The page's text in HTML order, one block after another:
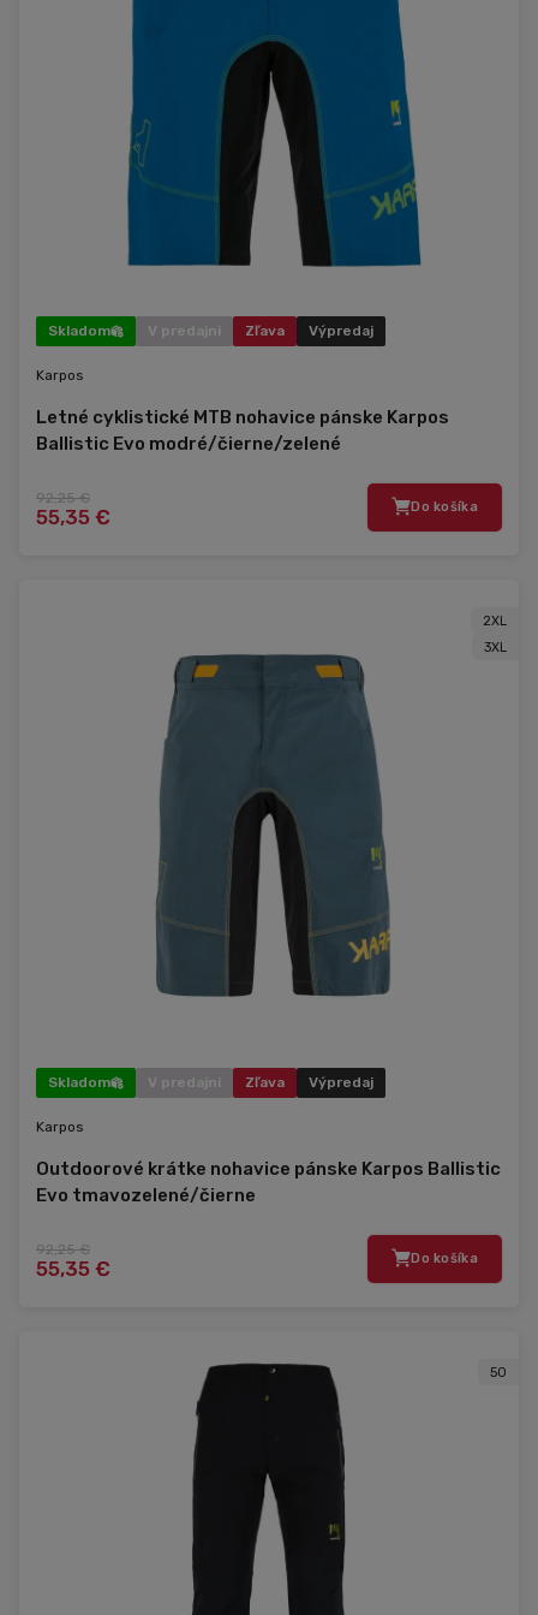
Skladom V predajni Zľava Výpredaj
Karpos
Letné cyklistické MTB nohavice pánske Karpos
Ballistic Evo modré/čierne/zelené
92,25 €
55,35 € Do košíka
2XL
3XL
Skladom V predajni Zľava Výpredaj
Karpos
Outdoorové krátke nohavice pánske Karpos Ballistic
Evo tmavozelené/čierne
92,25 €
55,35 € Do košíka
50